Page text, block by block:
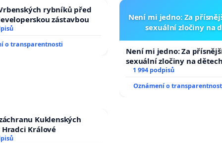
rybníků před
zástavbou
o transparentnosti
Není mi jedno: Za
sexuální zločiny na
Není mi jedno: Za
sexuální zločiny na
1 994 podpisů
Oznámení o
Kuklenských
Králové